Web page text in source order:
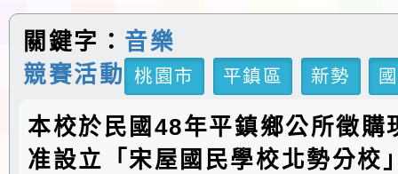
關鍵字： 音樂
競賽活動
桃園市 平鎮區 新勢
本校於民國48年平鎮鄉公所徵購
准設立「宋屋國民學校北勢分校